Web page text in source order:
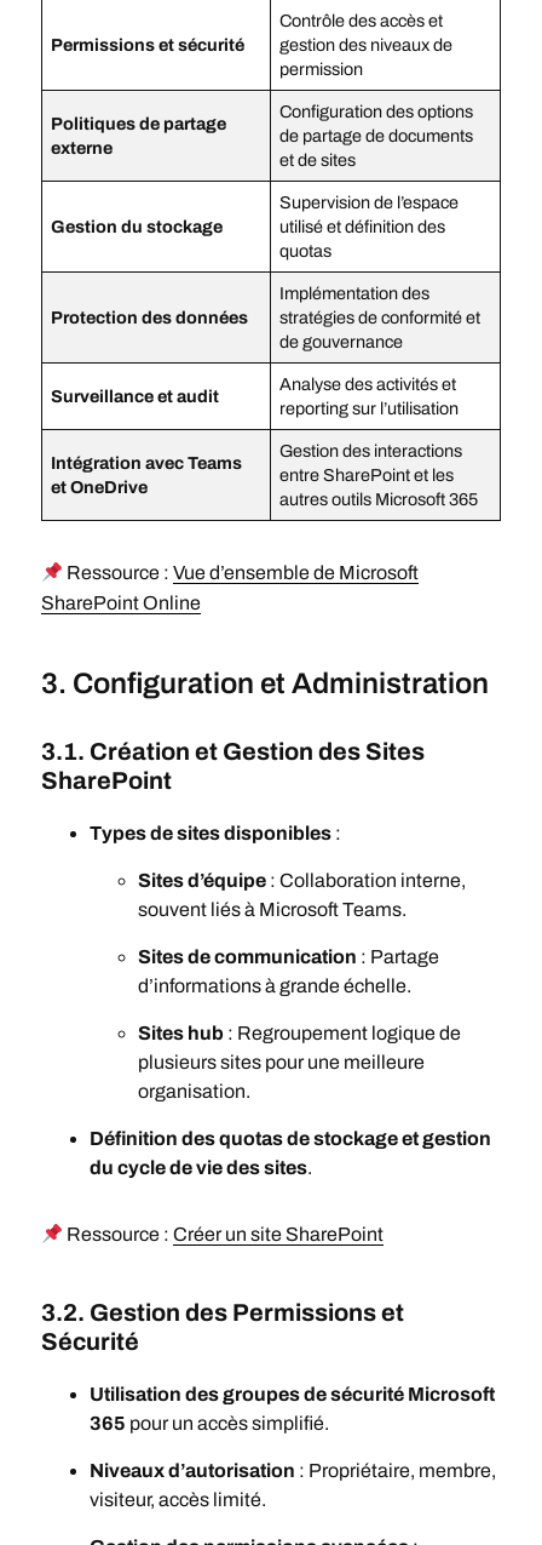
Permissions et sécurité
Contrôle des accès et
gestion des niveaux de
permission
Politiques de partage
externe
Configuration des options
de partage de documents
et de sites
Gestion du stockage
Supervision de l’espace
utilisé et définition des
quotas
Protection des données
Implémentation des
stratégies de conformité et
de gouvernance
Surveillance et audit
Analyse des activités et
reporting sur l’utilisation
Intégration avec Teams
et OneDrive
Gestion des interactions
entre SharePoint et les
autres outils Microsoft 365
Ressource : Vue d’ensemble de Microsoft
SharePoint Online
3. Configuration et Administration
3.1. Création et Gestion des Sites
SharePoint
Types de sites disponibles:
Sites d’équipe: Collaboration interne,
souvent liés à Microsoft Teams.
Sites de communication : Partage
d’informations à grande échelle.
Sites hub: Regroupement logique de
plusieurs sites pour une meilleure
organisation.
Définition des quotas de stockage et gestion
du cycle de vie des sites.
Ressource : Créer un site SharePoint
3.2. Gestion des Permissions et
Sécurité
Utilisation des groupes de sécurité Microsoft
365 pour un accès simplifié.
Niveaux d’autorisation : Propriétaire, membre,
visiteur, accès limité.